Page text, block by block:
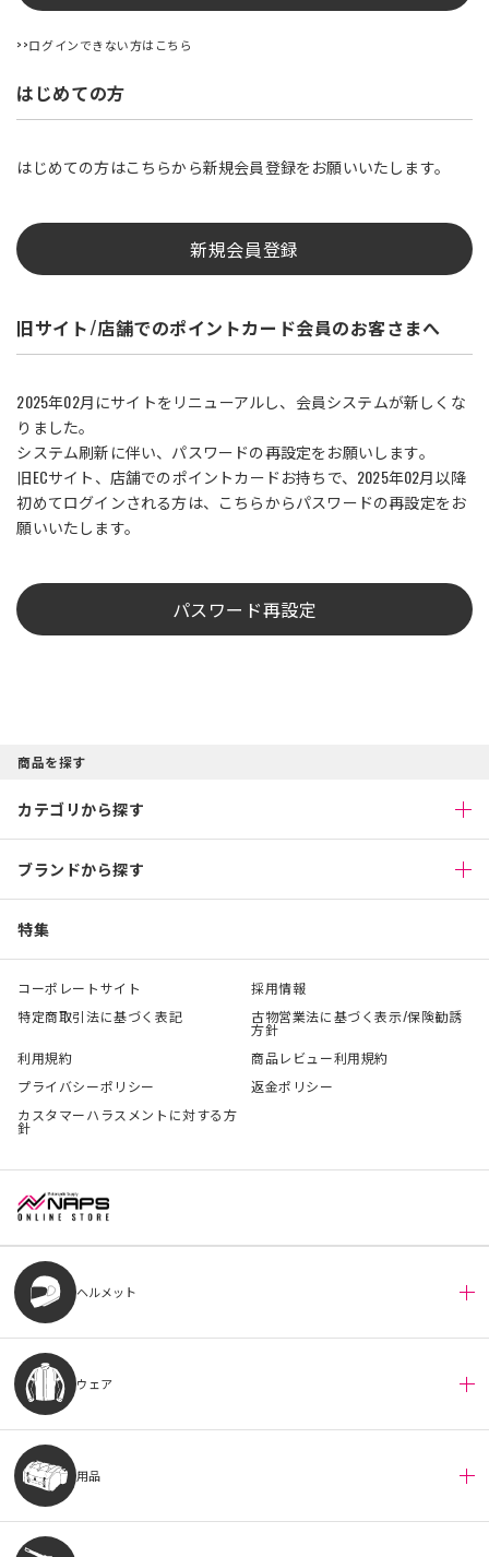
>>ログインできない方はこちら
はじめての方
はじめての方はこちらから新規会員登録をお願いいたします。
新規会員登録
旧サイト/店舗でのポイントカード会員のお客さまへ
2025年02月にサイトをリニューアルし、会員システムが新しくな
りました。
システム刷新に伴い、パスワードの再設定をお願いします。
旧ECサイト、店舗でのポイントカードお持ちで、2025年02月以降
初めてログインされる方は、こちらからパスワードの再設定をお
願いいたします。
パスワード再設定
商品を探す
カテゴリから探す
ブランドから探す
特集
コーポレートサイト
採用情報
特定商取引法に基づく表記
古物営業法に基づく表示/保険勧誘
方針
利用規約
商品レビュー利用規約
プライバシーポリシー
返金ポリシー
カスタマーハラスメントに対する方
針
ヘルメット
ウェア
用品